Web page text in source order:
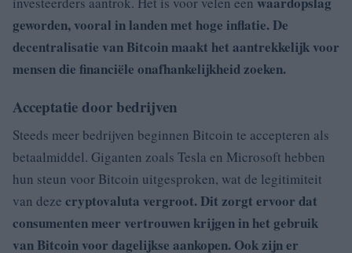
geworden, vooral in landen met hoge inflatie. De
decentralisatie van Bitcoin maakt het aantrekkelijk voor
mensen die financiële onafhankelijkheid zoeken.
Acceptatie door bedrijven
Steeds meer bedrijven beginnen Bitcoin te accepteren als
betaalmiddel. Giganten zoals Tesla en Microsoft hebben
hun steun voor Bitcoin uitgesproken, wat de legitimiteit
van deze cryptovaluta vergroot. Dit zorgt ervoor dat
consumenten meer vertrouwen krijgen in het gebruik
van Bitcoin voor dagelijkse aankopen. Ook zijn er